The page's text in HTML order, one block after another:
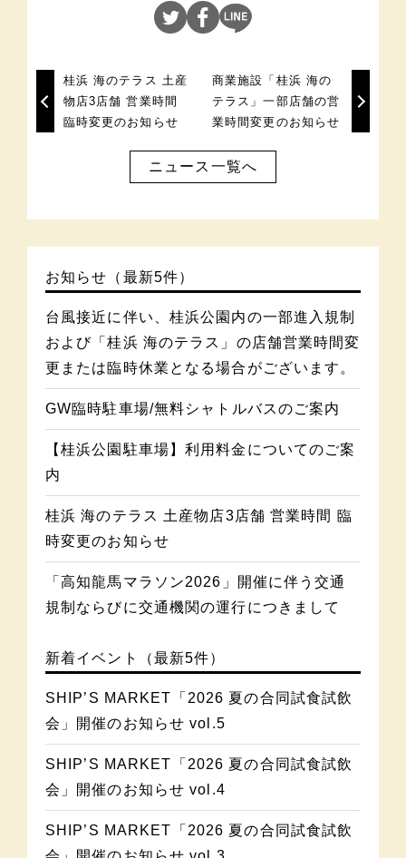
桂浜 海のテラス 土産
物店3店舗 営業時間
臨時変更のお知らせ
商業施設「桂浜 海の
テラス」一部店舗の営
業時間変更のお知らせ
ニュース一覧へ
お知らせ（最新5件）
台風接近に伴い、桂浜公園内の一部進入規制
および「桂浜 海のテラス」の店舗営業時間変
更または臨時休業となる場合がございます。
GW臨時駐車場/無料シャトルバスのご案内
【桂浜公園駐車場】利用料金についてのご案
内
桂浜 海のテラス 土産物店3店舗 営業時間 臨
時変更のお知らせ
「高知龍馬マラソン2026」開催に伴う交通
規制ならびに交通機関の運行につきまして
新着イベント（最新5件）
SHIP’S MARKET「2026 夏の合同試食試飲
会」開催のお知らせ vol.5
SHIP’S MARKET「2026 夏の合同試食試飲
会」開催のお知らせ vol.4
SHIP’S MARKET「2026 夏の合同試食試飲